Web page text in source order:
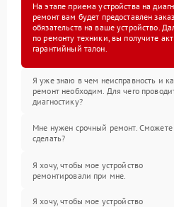
На этапе приема устройства на
ремонт вам будет предоставлен
обязательств на ваше устройство.
по ремонту техники, вы получите
гарантийный талон.
Я уже знаю в чем неисправность и
ремонт необходим. Для чего
диагностику?
Мне нужен срочный ремонт. Сможете
сделать?
Я хочу, чтобы мое устройство
ремонтировали при мне.
Я хочу, чтобы мое устройство